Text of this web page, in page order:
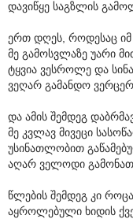
დავიწყე საგზლის
ერთ დღეს, როდესაც
მე გამოსვლაზე უარი
ტყვია ვესროლე და
ვეღარ გამანდო
და ამის შემდეგ
მე კვლავ მივეცი
უსინათლობით
აღარ ველოდი
წლების შემდეგ კი
აყროლებული ხიდის